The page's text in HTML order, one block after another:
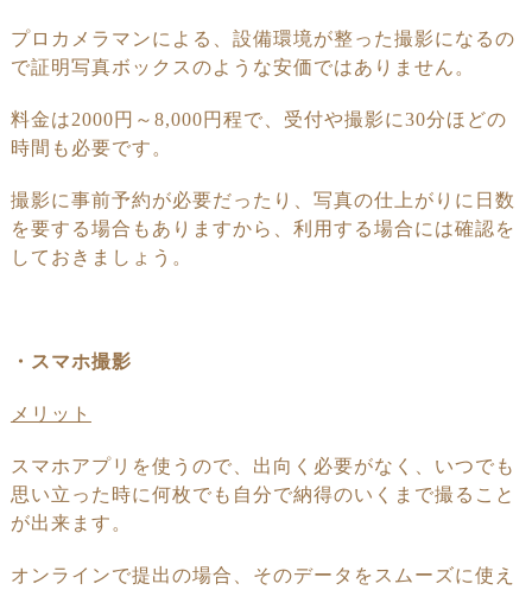
プロカメラマンによる、設備環境が整った撮影になるの
で証明写真ボックスのような安価ではありません。
料金は2000 円～ 8,000 円程で、 受付や撮影に30分ほどの
時間も必要です。
撮影に事前予約が必要だったり、写真の仕上がりに日数
を要する場合も ありますから、 利用する場合には確認を
しておきましょう。
・スマホ撮影
メリット
スマホアプリを使うので、出向く必要がなく、いつでも
思い立った時に何枚でも 自分で納得のいくまで撮ること
が出来ます。
オンラインで提出の場合、そのデータを スムーズに使え